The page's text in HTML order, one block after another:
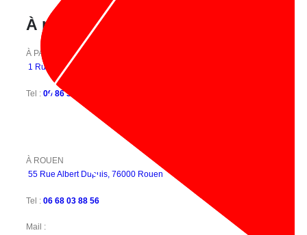
À propos de nous :
À PARIS :
1 Rue Notre Dame De Nazareth, 75003 Paris
Tel : 09 86 30 12 48
À ROUEN
55 Rue Albert Dupuis, 76000 Rouen
Tel : 06 68 03 88 56
Mail :